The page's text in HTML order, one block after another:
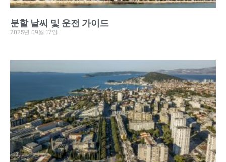
분할 날씨 및 운전 가이드
2025년 09월 17일